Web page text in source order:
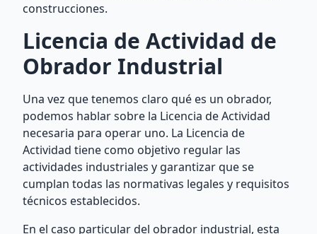
construcciones.
Licencia de Actividad de
Obrador Industrial
Una vez que tenemos claro qué es un obrador,
podemos hablar sobre la Licencia de Actividad
necesaria para operar uno. La Licencia de
Actividad tiene como objetivo regular las
actividades industriales y garantizar que se
cumplan todas las normativas legales y requisitos
técnicos establecidos.
En el caso particular del obrador industrial, esta